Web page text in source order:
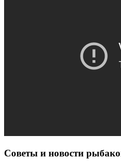
Советы и новости